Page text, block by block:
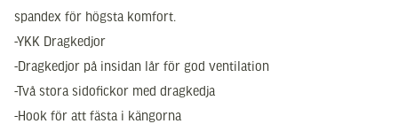
spandex för högsta komfort.
-YKK Dragkedjor
-Dragkedjor på insidan lår för god ventilation
-Två stora sidofickor med dragkedja
-Hook för att fästa i kängorna